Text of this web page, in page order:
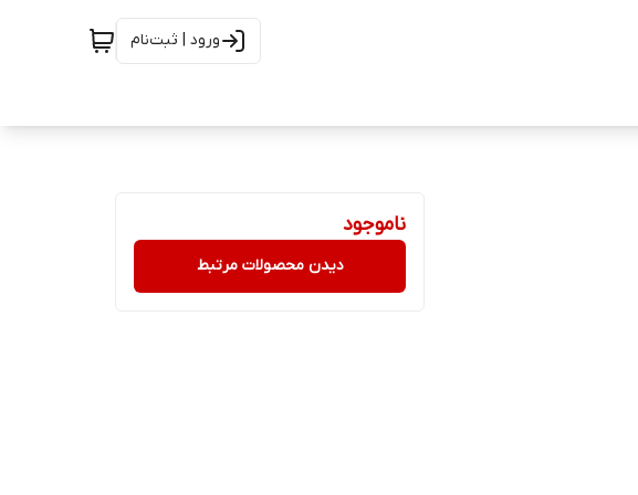
ورود | ثبت‌نام
ناموجود
دیدن محصولات مرتبط